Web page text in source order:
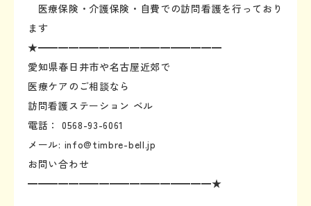
医療保険・介護保険・自費での訪問看護を行っており
ます
★━━━━━━━━━━━━━━━━━━
愛知県春日井市や名古屋近郊で
医療ケアのご相談なら
訪問看護ステーション ベル
電話： 0568-93-6061
メール: info@timbre-bell.jp
お問い合わせ
━━━━━━━━━━━━━━━━━━★